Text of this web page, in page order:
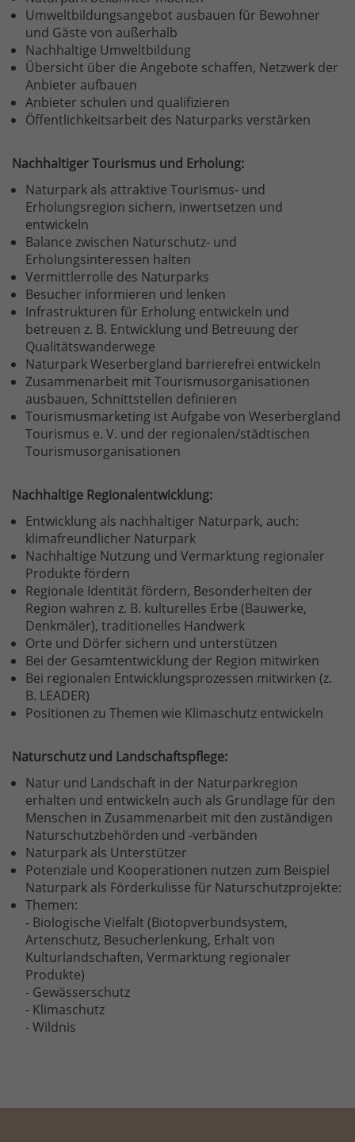
Umweltbildungsangebot ausbauen für Bewohner
und Gäste von außerhalb
Nachhaltige Umweltbildung
Übersicht über die Angebote schaffen, Netzwerk der
Anbieter aufbauen
Anbieter schulen und qualifizieren
​Öffentlichkeitsarbeit des Naturparks verstärken
Nachhaltiger Tourismus und Erholung:
​Naturpark als attraktive Tourismus- und
Erholungsregion sichern, inwertsetzen und
entwickeln
Balance zwischen Naturschutz- und
Erholungsinteressen halten
Vermittlerrolle des Naturparks
Besucher informieren und lenken
Infrastrukturen für Erholung entwickeln und
betreuen z. B. Entwicklung und Betreuung der
Qualitätswanderwege
Naturpark Weserbergland barrierefrei entwickeln
Zusammenarbeit mit Tourismusorganisationen
ausbauen, Schnittstellen definieren
Tourismusmarketing ist Aufgabe von Weserbergland
Tourismus e. V. und der regionalen/städtischen
Tourismusorganisationen
Nachhaltige Regionalentwicklung:
​Entwicklung als nachhaltiger Naturpark, auch:
klimafreundlicher Naturpark
Nachhaltige Nutzung und Vermarktung regionaler
Produkte fördern
Regionale Identität fördern, Besonderheiten der
Region wahren z. B. kulturelles Erbe (Bauwerke,
Denkmäler), traditionelles Handwerk
Orte und Dörfer sichern und unterstützen
Bei der Gesamtentwicklung der Region mitwirken
Bei regionalen Entwicklungsprozessen mitwirken (z.
B. LEADER)
Positionen zu Themen wie Klimaschutz entwickeln
Naturschutz und Landschaftspflege:
​Natur und Landschaft in der Naturparkregion
erhalten und entwickeln auch als Grundlage für den
Menschen in Zusammenarbeit mit den zuständigen
Naturschutzbehörden und -verbänden
Naturpark als Unterstützer
Potenziale und Kooperationen nutzen zum Beispiel
Naturpark als Förderkulisse für Naturschutzprojekte:
Themen:
- Biologische Vielfalt (Biotopverbundsystem,
Artenschutz, Besucherlenkung, Erhalt von
Kulturlandschaften, Vermarktung regionaler
Produkte)
- Gewässerschutz
- Klimaschutz
- Wildnis